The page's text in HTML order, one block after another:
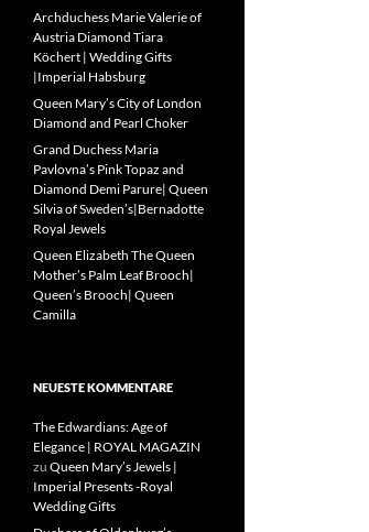
Archduchess Marie Valerie of
Austria Diamond Tiara
Köchert | Wedding Gifts
|Imperial Habsburg
Queen Mary’s City of London
Diamond and Pearl Choker
Grand Duchess Maria
Pavlovna’s Pink Topaz and
Diamond Demi Parure| Queen
Silvia of Sweden’s|Bernadotte
Royal Jewels
Queen Elizabeth The Queen
Mother’s Palm Leaf Brooch|
Queen’s Brooch| Queen
Camilla
NEUESTE KOMMENTARE
The Edwardians: Age of
Elegance | ROYAL MAGAZIN
zu Queen Mary’s Jewels |
Imperial Presents -Royal
Wedding Gifts